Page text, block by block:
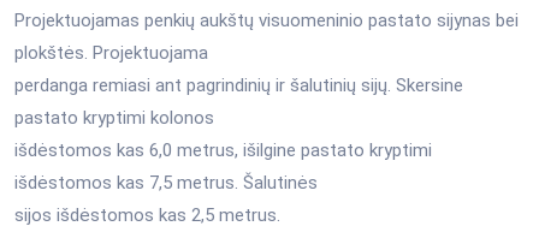
Projektuojamas penkių aukštų visuomeninio pastato sijynas bei
plokštės. Projektuojama
perdanga remiasi ant pagrindinių ir šalutinių sijų. Skersine
pastato kryptimi kolonos
išdėstomos kas 6,0 metrus, išilgine pastato kryptimi
išdėstomos kas 7,5 metrus. Šalutinės
sijos išdėstomos kas 2,5 metrus.